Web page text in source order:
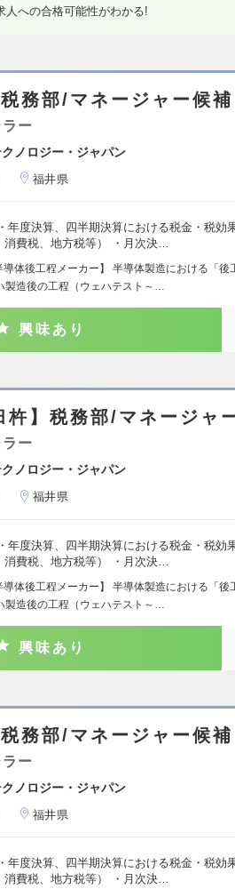
人への合格可能性がわかる!
税務部/マネージャー候補
ー
ノロジー・ジャパン
福井県
年度決算、四半期決算における税金・税効
消費税、地方税等） ・月次決…
導体後工程メーカー】 半導体製造における「後
製造後の工程（ウェハテスト～…
興味あり
杵】税務部/マネージャ
ー
ノロジー・ジャパン
福井県
年度決算、四半期決算における税金・税効
費税、地方税等） ・月次決…
導体後工程メーカー】 半導体製造における「後
造後の工程（ウェハテスト～…
興味あり
税務部/マネージャー候補
ー
ノロジー・ジャパン
福井県
年度決算、四半期決算における税金・税効
消費税、地方税等） ・月次決…